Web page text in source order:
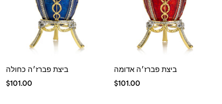
ביצת פברז׳ה אדומה
מחיר
$101.00
ביצת פברז׳ה כחולה
מחיר
$101.00